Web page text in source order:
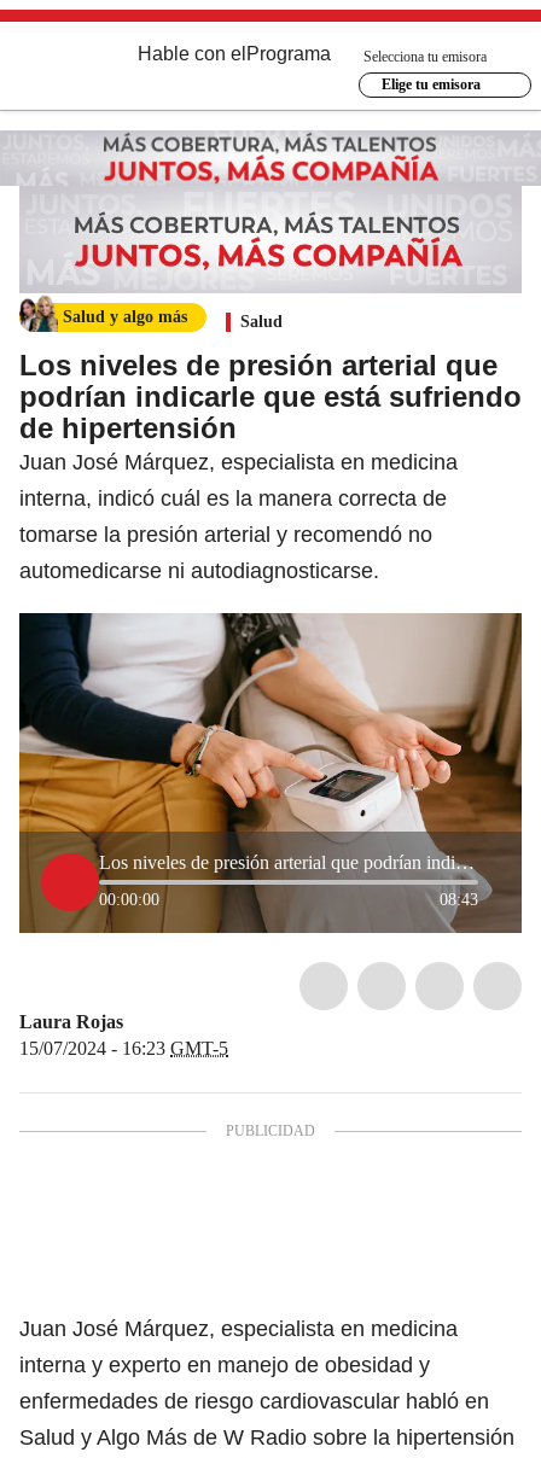
Hable con el Programa
Selecciona tu emisora
Elige tu emisora
Salud y algo más Salud
Los niveles de presión arterial que
podrían indicarle que está sufriendo
de hipertensión
Juan José Márquez, especialista en medicina
interna, indicó cuál es la manera correcta de
tomarse la presión arterial y recomendó no
automedicarse ni autodiagnosticarse.
Los niveles de presión arterial que podrían indicarle que está sufriendo de hipertensión
00:00:00 08:43
Laura Rojas
15/07/2024 - 16:23 GMT-5
Juan José Márquez, especialista en medicina
interna y experto en manejo de obesidad y
enfermedades de riesgo cardiovascular habló en
Salud y Algo Más de W Radio sobre la hipertensión